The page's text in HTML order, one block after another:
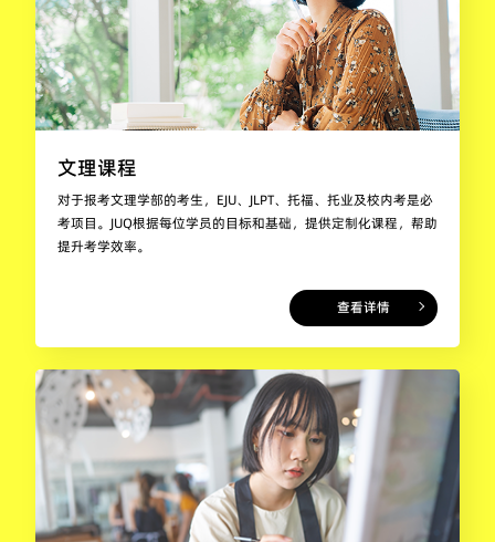
文理课程
对于报考文理学部的考生，EJU、JLPT、托福、托业及校内考是必
考项目。JUQ根据每位学员的目标和基础，提供定制化课程，帮助
提升考学效率。
查看详情